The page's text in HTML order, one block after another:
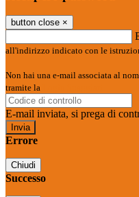
button close ×
all'indirizzo indicato con le
Non hai una e-mail associata al
tramite la
E-mail inviata, si prega di
Errore
Chiudi
Successo